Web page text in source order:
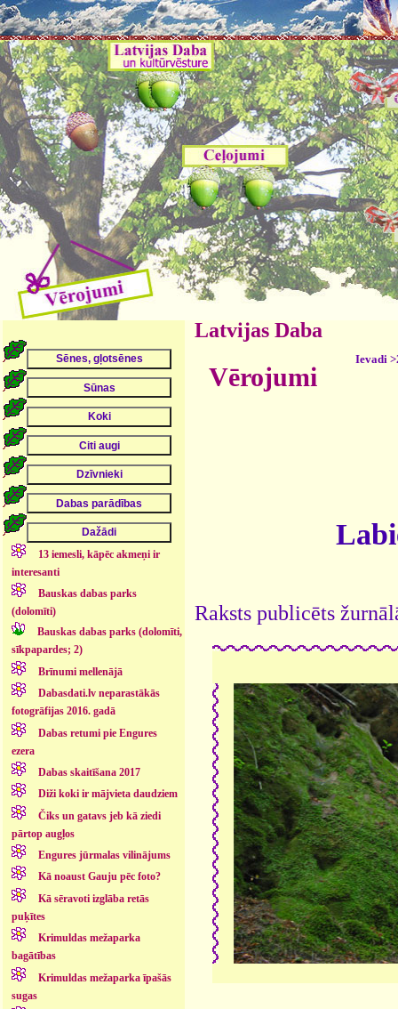
13 iemesli, kāpēc akmeņi ir
interesanti
Bauskas dabas parks
(dolomīti)
Bauskas dabas parks (dolomīti,
sīkpapardes; 2)
Brīnumi mellenājā
Dabasdati.lv neparastākās
fotogrāfijas 2016. gadā
Dabas retumi pie Engures
ezera
Dabas skaitīšana 2017
Diži koki ir mājvieta daudziem
Čiks un gatavs jeb kā ziedi
pārtop augļos
Engures jūrmalas vilinājums
Kā noaust Gauju pēc foto?
Kā sēravoti izglāba retās
puķītes
Krimuldas mežaparka
bagātības
Krimuldas mežaparka īpašās
sugas
Latvijas Daba
Vērojumi
Ievadi
Raksts publicēts